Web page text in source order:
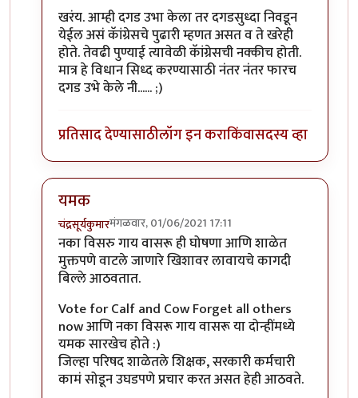
खरंय. आम्ही दगड उभा केला तर दगडसुध्दा निवडून
येईल असं कॅांग्रेसचे पुढारी म्हणत असत व ते खरेही
होते. तेवढी पुण्याई त्यावेळी कॅांग्रेसची नक्कीच होती.
मात्र हे विधान सिध्द करण्यासाठी नंतर नंतर फारच
दगड उभे केले नी...... ;)
प्रतिसाद देण्यासाठीलॉग इन कराकिंवासदस्य व्हा
यमक
चंद्रसूर्यकुमारमंगळवार, 01/06/2021 17:11
In reply toचांगली सुरुवात झाली आहे!byखेडूत
नका विसरु गाय वासरू ही घोषणा आणि शाळेत
मुक्तपणे वाटले जाणारे खिशावर लावायचे कागदी
बिल्ले आठवतात.
Vote for Calf and Cow Forget all others
now आणि नका विसरू गाय वासरू या दोन्हींमध्ये
यमक सारखेच होते :)
जिल्हा परिषद शाळेतले शिक्षक, सरकारी कर्मचारी
कामं सोडून उघडपणे प्रचार करत असत हेही आठवते.